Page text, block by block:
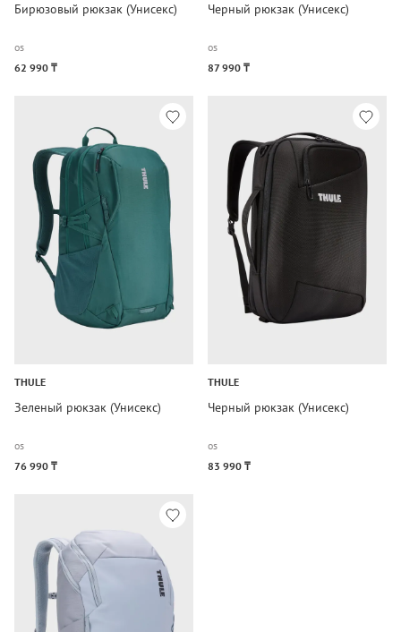
Бирюзовый рюкзак (Унисекс)
os
62 990 ₸
Черный рюкзак (Унисекс)
os
87 990 ₸
THULE
Зеленый рюкзак (Унисекс)
os
76 990 ₸
THULE
Черный рюкзак (Унисекс)
os
83 990 ₸